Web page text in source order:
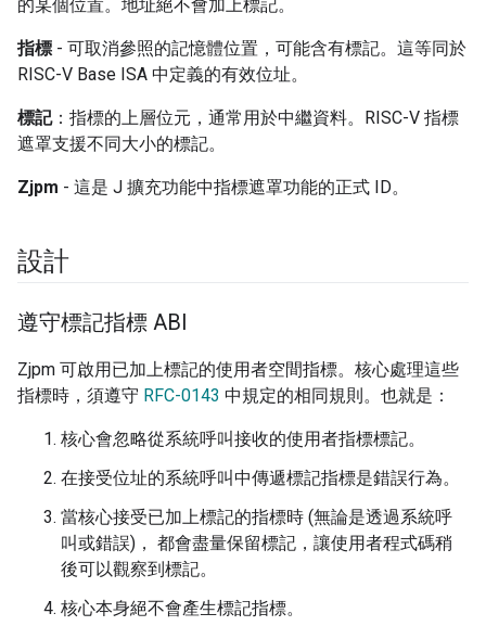
的某個位置。地址絕不會加上標記。
指標 - 可取消參照的記憶體位置，可能含有標記。這等同於
RISC-V Base ISA 中定義的有效位址。
標記：指標的上層位元，通常用於中繼資料。RISC-V 指標
遮罩支援不同大小的標記。
Zjpm - 這是 J 擴充功能中指標遮罩功能的正式 ID。
設計
遵守標記指標 ABI
Zjpm 可啟用已加上標記的使用者空間指標。核心處理這些
指標時，須遵守 RFC-0143 中規定的相同規則。也就是：
核心會忽略從系統呼叫接收的使用者指標標記。
在接受位址的系統呼叫中傳遞標記指標是錯誤行為。
當核心接受已加上標記的指標時 (無論是透過系統呼
叫或錯誤)， 都會盡量保留標記，讓使用者程式碼稍
後可以觀察到標記。
核心本身絕不會產生標記指標。